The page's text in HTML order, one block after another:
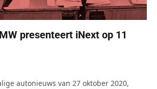
presenteert iNext op 11
autonieuws van 27 oktober 2020,